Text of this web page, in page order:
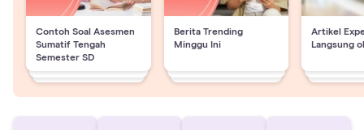
Contoh Soal Asesmen
Sumatif Tengah
Semester SD
Berita Trending
Minggu Ini
Artikel
Langsung